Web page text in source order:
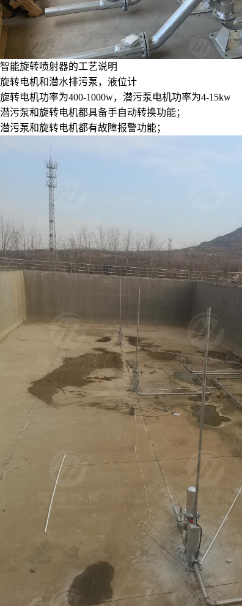
智能旋转喷射器的工艺说明
旋转电机和潜水排污泵，液位计
旋转电机功率为400-1000w，潜污泵电机功率为4-15kw
潜污泵和旋转电机都具备手自动转换功能；
潜污泵和旋转电机都有故障报警功能；